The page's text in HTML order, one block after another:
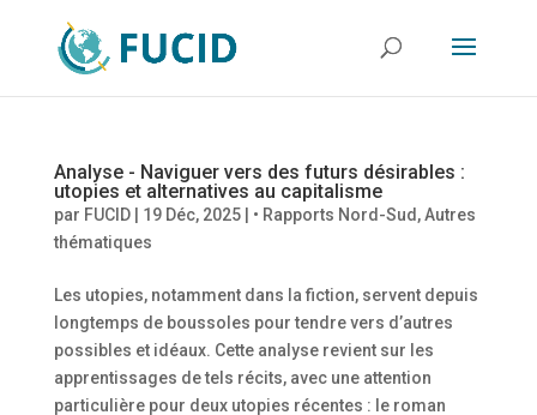
Analyse - Naviguer vers des futurs désirables :
utopies et alternatives au capitalisme
par FUCID| 19 Déc, 2025| • Rapports Nord-Sud ,Autres
thématiques
Les utopies, notamment dans la fiction, servent depuis
longtemps de boussoles pour tendre vers d’autres
possibles et idéaux. Cette analyse revient sur les
apprentissages de tels récits, avec une attention
particulière pour deux utopies récentes : le roman